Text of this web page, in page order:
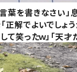
葉を書きなさい
正解でよいでしょ
て笑ったｗ」「天才